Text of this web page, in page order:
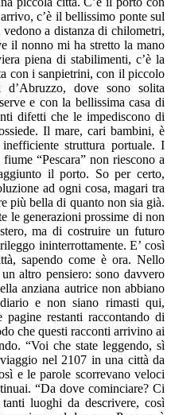
c’è il bellissimo ponte sul
a distanza di chilometri,
il nonno mi ha stretto la mano
piena di stabilimenti, c’è la
con i sanpietrini, con il piccolo
dove sono solita
e con la bellissima casa di
difetti che le impediscono di
Il mare, cari bambini, è
struttura portuale. I
“Pescara” non riescono a
il porto. So per certo,
ad ogni cosa, magari tra
più bella di quanto non sia già.
le generazioni prossime di non
ma di costruire un futuro
ininterrottamente. E’ così
sapendo come è ora. Nello
altro pensiero: sono davvero
anziana autrice non abbiano
e non siano rimasti qui,
restanti raccontando di
che questi racconti arrivino ai
“Voi che state leggendo, sì
nel 2107 in una città da
e le parole scorrevano veloci
“Da dove cominciare? Ci
luoghi da descrivere, così